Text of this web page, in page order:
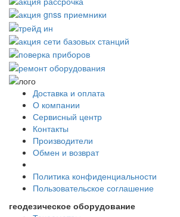
Доставка и оплата
О компании
Сервисный центр
Контакты
Производители
Обмен и возврат
Политика конфиденциальности
Пользовательское соглашение
геодезическое оборудование